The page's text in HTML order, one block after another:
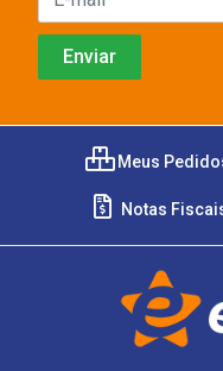
Meus
Notas